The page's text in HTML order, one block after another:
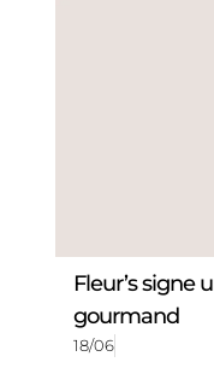
Fleur’s signe
gourmand
18/06